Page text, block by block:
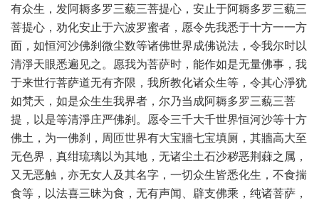
有众生，发阿耨多罗三藐三菩提心，安止于阿耨多罗三藐三
菩提心，劝化安止于六波罗蜜者，愿令先我悉于十方一一方
面，如恒河沙佛刹微尘数等诸佛世界成佛说法，令我尔时以
清淨天眼悉遍见之。愿我为菩萨时，能作如是无量佛事，我
于来世行菩萨道无有齐限，我所教化诸众生等，令其心淨犹
如梵天，如是众生生我界者，尔乃当成阿耨多罗三藐三菩
提，以是等清淨庄严佛刹。愿令三千大千世界恒河沙等十方
佛土，为一佛刹，周匝世界有大宝牆七宝填厕，其牆高大至
无色界，真绀琉璃以为其地，无诸尘土石沙秽恶荆蕀之属，
又无恶触，亦无女人及其名字，一切众生皆悉化生，不食揣
食等，以法喜三昧为食，无有声闻、辟支佛乘，纯诸菩萨，